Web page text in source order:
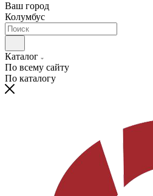
Ваш город
Колумбус
Каталог
По всему сайту
По каталогу